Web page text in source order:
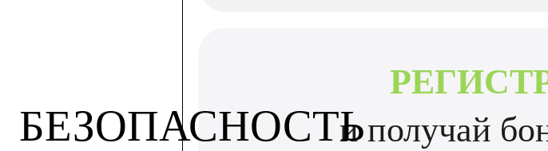
БЕЗОПАСНОСТЬи получай